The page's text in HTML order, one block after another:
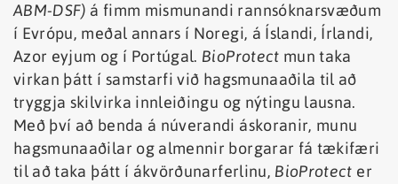
ABM-DSF) á fimm mismunandi rannsóknarsvæðum
í Evrópu, meðal annars í Noregi, á Íslandi, Írlandi,
Azor eyjum og í Portúgal. BioProtect mun taka
virkan þátt í samstarfi við hagsmunaaðila til að
tryggja skilvirka innleiðingu og nýtingu lausna.
Með því að benda á núverandi áskoranir, munu
hagsmunaaðilar og almennir borgarar fá tækifæri
til að taka þátt í ákvörðunarferlinu, BioProtect er